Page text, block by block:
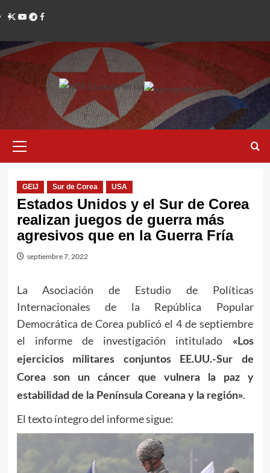
al
Twitter
YouTube
Telegram
Facebook
primario
GEIJ Sur de Corea USA
Estados Unidos y el Sur de Corea
realizan juegos de guerra más
agresivos que en la Guerra Fría
septiembre 7, 2022
La Asociación de Estudio de Políticas
Internacionales de la República Popular
Democrática de Corea publicó el 4 de septiembre
el informe de investigación intitulado
«Los
ejercicios militares conjuntos EE.UU.-Sur de
Corea son un cáncer que vulnera la paz y
estabilidad de la Península Coreana y la región».
El texto íntegro del informe sigue: